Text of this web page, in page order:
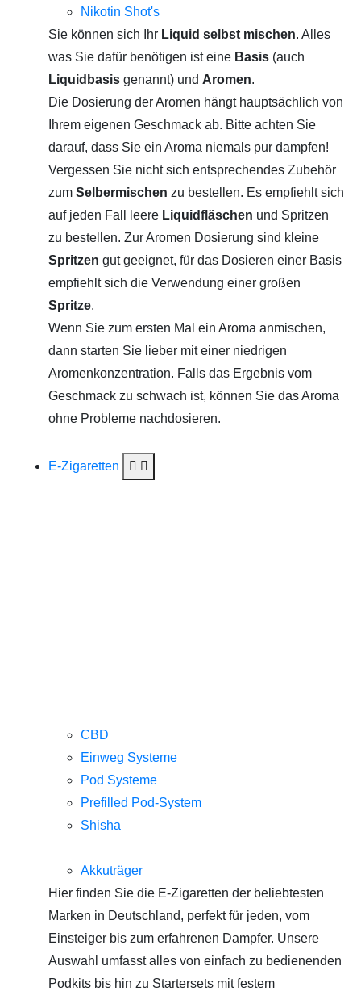
Nikotin Shot's
Sie können sich Ihr Liquid selbst mischen. Alles
was Sie dafür benötigen ist eine Basis (auch
Liquidbasis genannt) und Aromen.
Die Dosierung der Aromen hängt hauptsächlich von
Ihrem eigenen Geschmack ab. Bitte achten Sie
darauf, dass Sie ein Aroma niemals pur dampfen!
Vergessen Sie nicht sich entsprechendes Zubehör
zum Selbermischen zu bestellen. Es empfiehlt sich
auf jeden Fall leere Liquidfläschen und Spritzen
zu bestellen. Zur Aromen Dosierung sind kleine
Spritzen gut geeignet, für das Dosieren einer Basis
empfiehlt sich die Verwendung einer großen
Spritze.
Wenn Sie zum ersten Mal ein Aroma anmischen,
dann starten Sie lieber mit einer niedrigen
Aromenkonzentration. Falls das Ergebnis vom
Geschmack zu schwach ist, können Sie das Aroma
ohne Probleme nachdosieren.
E-Zigaretten
CBD
Einweg Systeme
Pod Systeme
Prefilled Pod-System
Shisha
Akkuträger
Hier finden Sie die E-Zigaretten der beliebtesten
Marken in Deutschland, perfekt für jeden, vom
Einsteiger bis zum erfahrenen Dampfer. Unsere
Auswahl umfasst alles von einfach zu bedienenden
Podkits bis hin zu Startersets mit festem